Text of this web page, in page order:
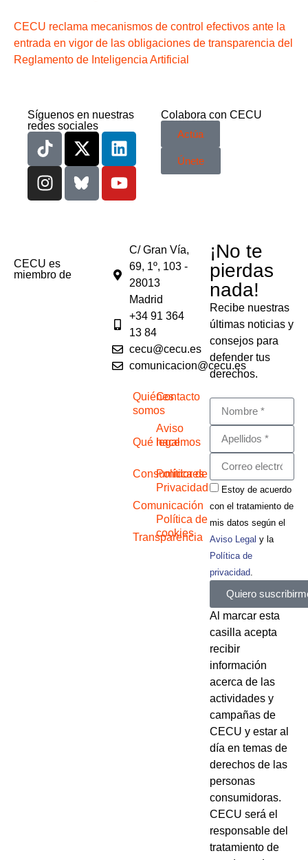
CECU reclama mecanismos de control efectivos ante la
entrada en vigor de las obligaciones de transparencia del
Reglamento de Inteligencia Artificial
Síguenos en nuestras
redes sociales
Colabora con CECU
Actúa
Únete
CECU es
miembro de
C/ Gran Vía,
69, 1º, 103 -
28013
Madrid
+34 91 364
13 84
cecu@cecu.es
comunicacion@cecu.es
Quiénes
somos
Qué hacemos
Consumidores
Comunicación
Transparencia
Contacto
Aviso
legal
Política de
Privacidad
Política de
cookies
¡No te
pierdas
nada!
Recibe nuestras
últimas noticias y
consejos para
defender tus
derechos.
Estoy de acuerdo
con el tratamiento de
mis datos según el
Aviso Legal y la
Política de
privacidad
Quiero
Al marcar esta
casilla acepta
recibir
información
acerca de las
actividades y
campañas de
CECU y estar al
día en temas de
derechos de las
personas
consumidoras.
CECU será el
responsable del
tratamiento de